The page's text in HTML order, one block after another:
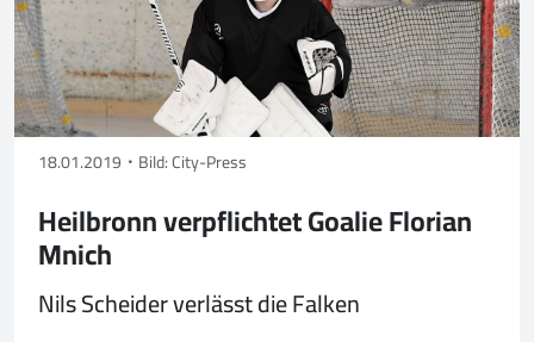
18.01.2019 Bild: City-Press
Heilbronn verpflichtet Goalie Florian
Mnich
Nils Scheider verlässt die Falken